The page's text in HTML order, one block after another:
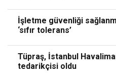
İşletme güvenliği
‘sıfır tolerans’
Tüpraş, İstanbul
tedarikçisi oldu